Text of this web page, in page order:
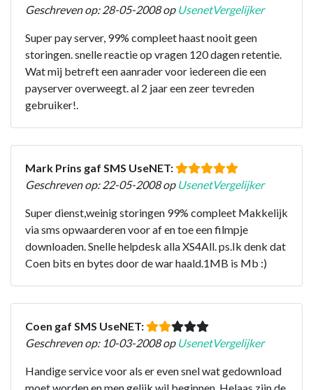
Geschreven op: 28-05-2008 op UsenetVergelijker
Super pay server, 99% compleet haast nooit geen
storingen. snelle reactie op vragen 120 dagen retentie.
Wat mij betreft een aanrader voor iedereen die een
payserver overweegt. al 2 jaar een zeer tevreden
gebruiker!.
Mark Prins gaf SMS UseNET:
Geschreven op: 22-05-2008 op UsenetVergelijker
Super dienst,weinig storingen 99% compleet Makkelijk
via sms opwaarderen voor af en toe een filmpje
downloaden. Snelle helpdesk alla XS4All. ps.Ik denk dat
Coen bits en bytes door de war haald.1MB is Mb :)
Coen gaf SMS UseNET:
Geschreven op: 10-03-2008 op UsenetVergelijker
Handige service voor als er even snel wat gedownload
moet worden en men gelijk wil beginnen. Helaas zijn de